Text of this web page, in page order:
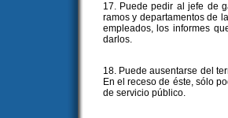
17. Puede pedir al jefe de
ramos y departamentos de
empleados, los informes
darlos.
18. Puede ausentarse del
En el receso de éste, sólo
de servicio público.